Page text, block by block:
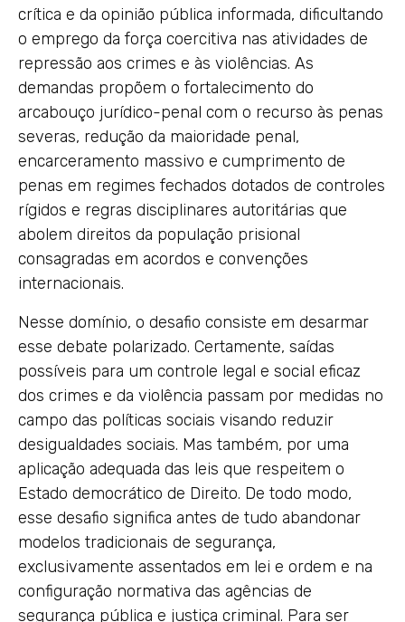
crítica e da opinião pública informada, dificultando
o emprego da força coercitiva nas atividades de
repressão aos crimes e às violências. As
demandas propõem o fortalecimento do
arcabouço jurídico-penal com o recurso às penas
severas, redução da maioridade penal,
encarceramento massivo e cumprimento de
penas em regimes fechados dotados de controles
rígidos e regras disciplinares autoritárias que
abolem direitos da população prisional
consagradas em acordos e convenções
internacionais.
Nesse domínio, o desafio consiste em desarmar
esse debate polarizado. Certamente, saídas
possíveis para um controle legal e social eficaz
dos crimes e da violência passam por medidas no
campo das políticas sociais visando reduzir
desigualdades sociais. Mas também, por uma
aplicação adequada das leis que respeitem o
Estado democrático de Direito. De todo modo,
esse desafio significa antes de tudo abandonar
modelos tradicionais de segurança,
exclusivamente assentados em lei e ordem e na
configuração normativa das agências de
segurança pública e justiça criminal. Para ser